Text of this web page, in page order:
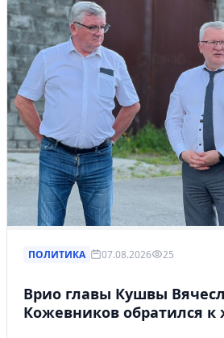
ПОЛИТИКА 07.08.2026 25
Врио главы Кушвы
Кожевников обратился